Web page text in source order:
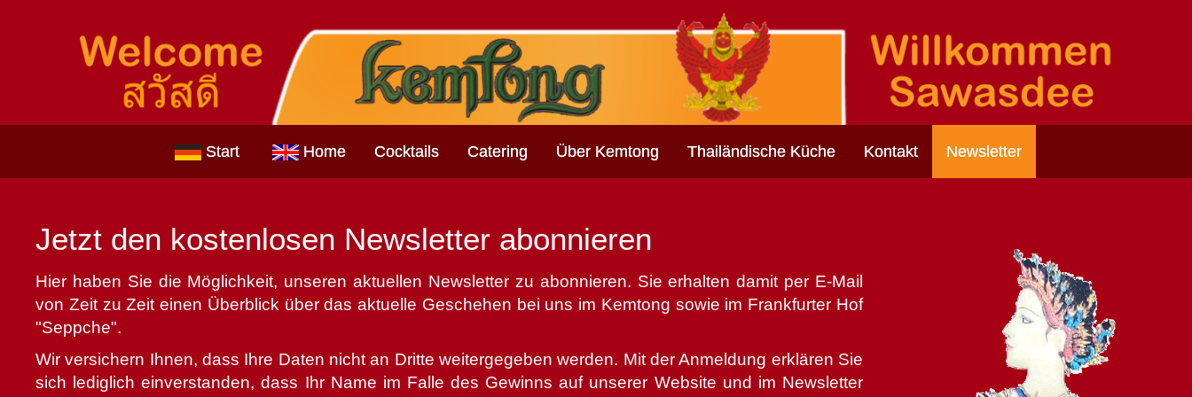
Start Home Cocktails Catering Über Kemtong Thailändische Küche Kontakt Newsletter
Jetzt den kostenlosen Newsletter abonnieren
Hier haben Sie die Möglichkeit, unseren aktuellen Newsletter zu abonnieren. Sie erhalten damit per E-Mail
von Zeit zu Zeit einen Überblick über das aktuelle Geschehen bei uns im Kemtong sowie im Frankfurter Hof
"Seppche".
Wir versichern Ihnen, dass Ihre Daten nicht an Dritte weitergegeben werden. Mit der Anmeldung erklären Sie
sich lediglich einverstanden, dass Ihr Name im Falle des Gewinns auf unserer Website und im Newsletter